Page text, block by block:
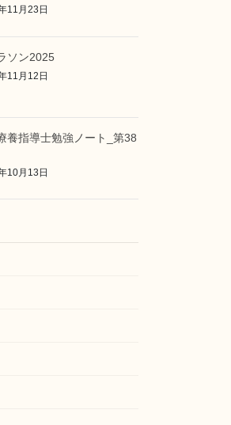
11月23日
ソン2025
11月12日
養指導士勉強ノート_第38
10月13日